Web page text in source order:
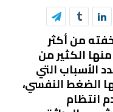
من أكثر
الكثير من
الأسباب التي
الضغط النفسي،
انتظام